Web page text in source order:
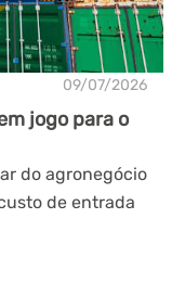
09/07/2026
jogo para o
do agronegócio
de entrada